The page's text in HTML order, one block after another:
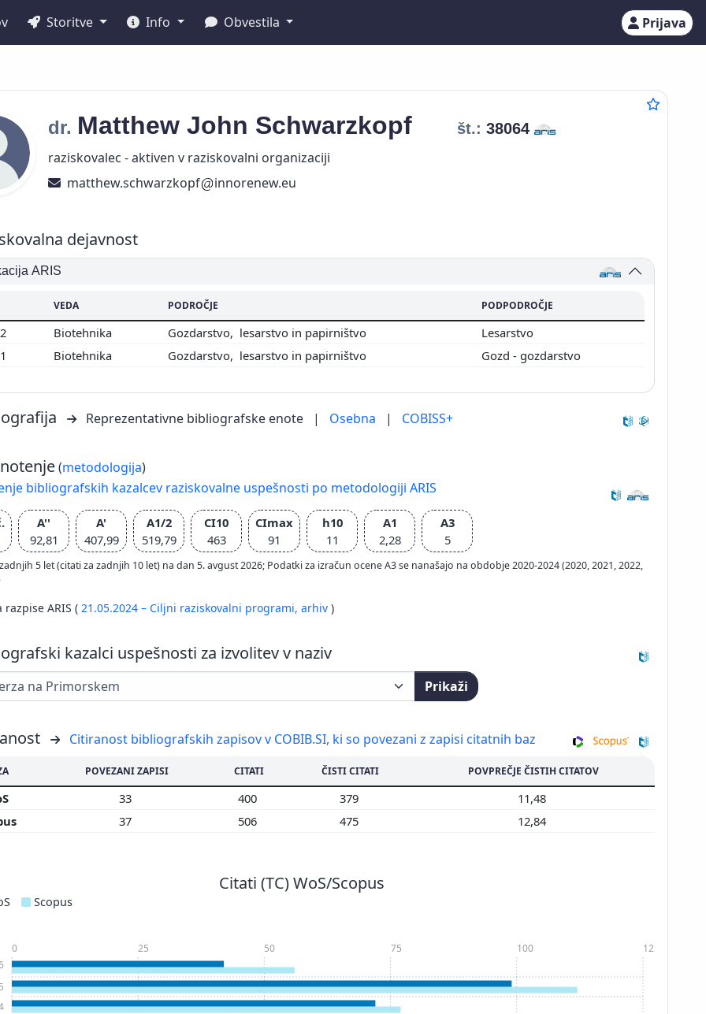
Storitve Info Obvestila Prijava
dr. Matthew John Schwarzkopf št.: 38064
raziskovalec - aktiven v raziskovalni organizaciji
matthew.schwarzkopf
innorenew.eu
dejavnost
ARIS
VEDA PODROČJE PODPODROČJE
Biotehnika Gozdarstvo, lesarstvo in papirništvo
Lesarstvo
Biotehnika Gozdarstvo, lesarstvo in papirništvo Gozd - gozdarstvo
Reprezentativne bibliografske enote | Osebna | COBISS+
(metodologija)
bibliografskih kazalcev raziskovalne uspešnosti po metodologiji ARIS
A''
92,81
A'
407,99
A1/2
519,79
CI10
463
CImax
91
h10
11
A1
2,28
A3
5
5 let (citati za zadnjih 10 let) na dan 5. avgust 2026; Podatki za izračun ocene A3 se nanašajo na obdobje 2020-2024 (2020, 2021, 2022,
razpise ARIS ( 21.05.2024 – Ciljni raziskovalni programi, arhiv )
kazalci uspešnosti za izvolitev v naziv
Prikaži
Citiranost bibliografskih zapisov v COBIB.SI, ki so povezani z zapisi citatnih baz
POVEZANI ZAPISI CITATI ČISTI CITATI POVPREČJE ČISTIH CITATOV
33 400 379
11,48
37 506 475 12,84
Citati (TC) WoS/Scopus
Scopus
0 25 50 75 100 125